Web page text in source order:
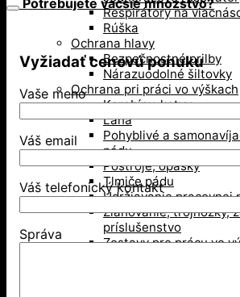
Respirátory na
Rúška
Ochrana hlavy
Bezpečnostné prilby
Nárazuodolné šiltovky
Ochrana pri práci vo výškach
Karabíny, kotvy
Laná
Pohyblivé a
pádu
Postroje, opasky
Tlmiče pádu
Udržiavanie pracovnej
Zlaňovanie, trojnožky,
príslušenstvo
Zostavy pre prácu vo
Vyžiadať cenovú ponuku
Vaše meno
Váš email
Váš telefonický kontakt
Správa